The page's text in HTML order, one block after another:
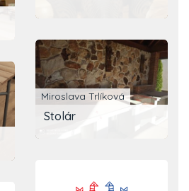
Miroslava Trlíková
Stolár